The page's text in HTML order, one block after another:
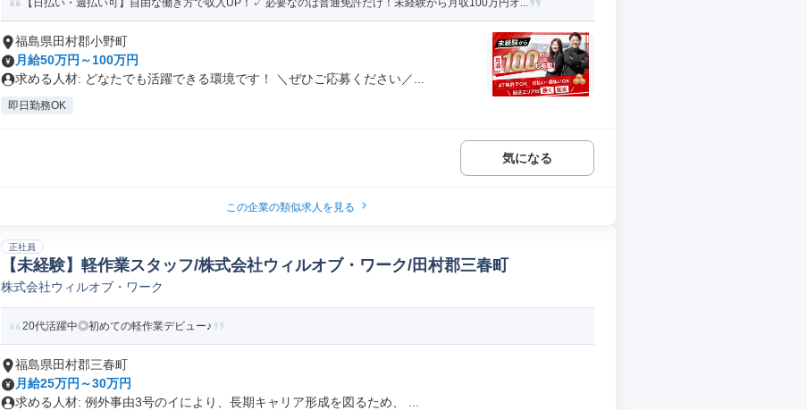
【日払い・週払い可】自由な働き方で収入UP！✓ 必要なのは普通免許だけ！未経験から月収100万円オ...
福島県田村郡小野町
月給50万円～100万円
求める人材: どなたでも活躍できる環境です！ ＼ぜひご応募ください／...
即日勤務OK
気になる
この企業の類似求人を見る
正社員
【未経験】軽作業スタッフ/株式会社ウィルオブ・ワーク/田村郡三春町
株式会社ウィルオブ・ワーク
20代活躍中◎初めての軽作業デビュー♪
福島県田村郡三春町
月給25万円～30万円
求める人材: 例外事由3号のイにより、長期キャリア形成を図るため、 ...